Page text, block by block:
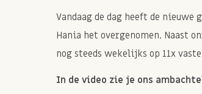
Vandaag de dag heeft de
Hania het overgenomen. Naast
nog steeds wekelijks op 11x
In de video zie je ons